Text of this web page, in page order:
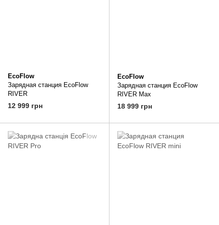
EcoFlow
Зарядная станция EcoFlow
RIVER
12 999 грн
EcoFlow
Зарядная станция EcoFlow
RIVER Max
18 999 грн